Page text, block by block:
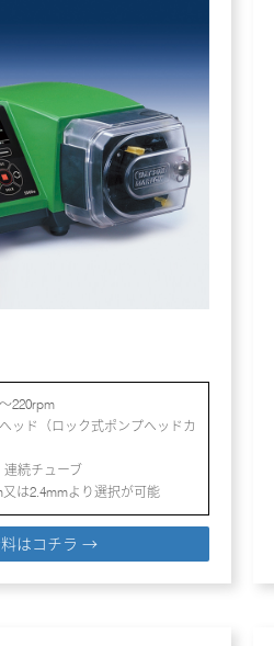
220rpm
ッド（ロック式ポンプヘッドカ
連続チューブ
は2.4mmより選択が可能
はコチラ →